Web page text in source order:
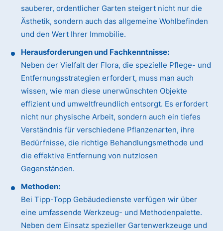
sauberer, ordentlicher Garten steigert nicht nur die
Ästhetik, sondern auch das allgemeine Wohlbefinden
und den Wert Ihrer Immobilie.
Herausforderungen und Fachkenntnisse:
Neben der Vielfalt der Flora, die spezielle Pflege- und
Entfernungsstrategien erfordert, muss man auch
wissen, wie man diese unerwünschten Objekte
effizient und umweltfreundlich entsorgt. Es erfordert
nicht nur physische Arbeit, sondern auch ein tiefes
Verständnis für verschiedene Pflanzenarten, ihre
Bedürfnisse, die richtige Behandlungsmethode und
die effektive Entfernung von nutzlosen
Gegenständen.
Methoden:
Bei Tipp-Topp Gebäudedienste verfügen wir über
eine umfassende Werkzeug- und Methodenpalette.
Neben dem Einsatz spezieller Gartenwerkzeuge und